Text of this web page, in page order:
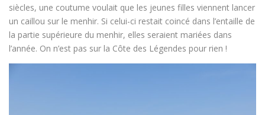
siècles, une coutume voulait que les jeunes filles viennent lancer
un caillou sur le menhir. Si celui-ci restait coincé dans l’entaille de
la partie supérieure du menhir, elles seraient mariées dans
l’année. On n’est pas sur la Côte des Légendes pour rien !